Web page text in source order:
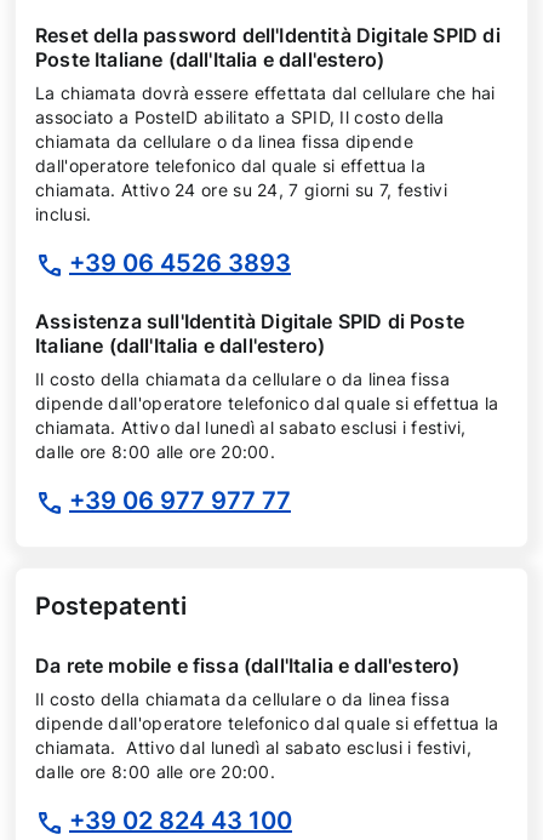
Reset della password dell'Identità Digitale SPID di
Poste Italiane (dall'Italia e dall'estero)
La chiamata dovrà essere effettata dal cellulare che hai
associato a PosteID abilitato a SPID, Il costo della
chiamata da cellulare o da linea fissa dipende
dall'operatore telefonico dal quale si effettua la
chiamata. Attivo 24 ore su 24, 7 giorni su 7, festivi
inclusi.
+39 06 4526 3893
Assistenza sull'Identità Digitale SPID di Poste
Italiane (dall'Italia e dall'estero)
Il costo della chiamata da cellulare o da linea fissa
dipende dall'operatore telefonico dal quale si effettua la
chiamata. Attivo dal lunedì al sabato esclusi i festivi,
dalle ore 8:00 alle ore 20:00.
+39 06 977 977 77
Postepatenti
Da rete mobile e fissa (dall'Italia e dall'estero)
Il costo della chiamata da cellulare o da linea fissa
dipende dall'operatore telefonico dal quale si effettua la
chiamata. Attivo dal lunedì al sabato esclusi i festivi,
dalle ore 8:00 alle ore 20:00.
+39 02 824 43 100